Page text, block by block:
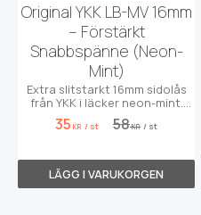
Original YKK LB-MV 16mm
– Förstärkt
Snabbspänne (Neon-
Mint)
Extra slitstarkt 16mm sidolås
från YKK i läcker neon-mint.
Perfekt för hundhalsband &
utrustning!
35 KR / st 58KR / st